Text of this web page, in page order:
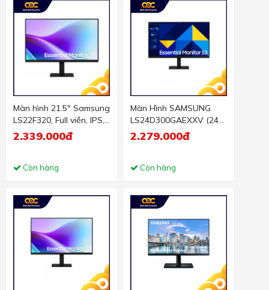
Màn hình 21.5" Samsung
LS22F320, Full viền, IPS,
120hz
2.339.000đ
Còn hàng
Màn Hình SAMSUNG
LS24D300GAEXXV (24
inch - IPS - FHD - 5ms -
2.279.000đ
Còn hàng